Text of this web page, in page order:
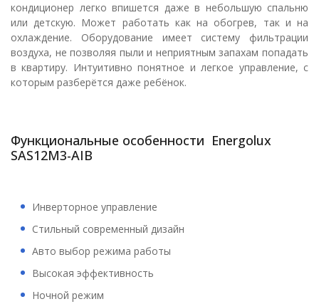
кондиционер легко впишется даже в небольшую спальню
или детскую. Может работать как на обогрев, так и на
охлаждение. Оборудование имеет систему фильтрации
воздуха, не позволяя пыли и неприятным запахам попадать
в квартиру. Интуитивно понятное и легкое управление, с
которым разберётся даже ребёнок.
Функциональные особенности Energolux
SAS12M3-AIB
Инверторное управление
Стильный современный дизайн
Авто выбор режима работы
Высокая эффективность
Ночной режим